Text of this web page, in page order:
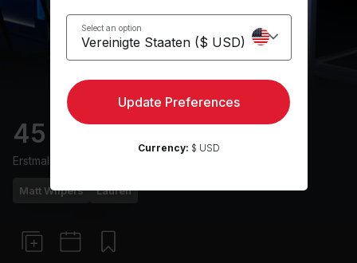
45 min Progression Run
Erstmals ausgestrahlt am
Matt Wilpers Laufen
Select an option
Update Preferences
Currency: $ USD